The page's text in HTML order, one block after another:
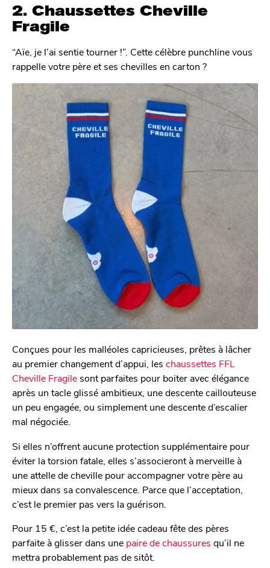
2. Chaussettes Cheville
Fragile
“Aïe, je l’ai sentie tourner !”. Cette célèbre punchline vous
rappelle votre père et ses chevilles en carton ?
Conçues pour les malléoles capricieuses, prêtes à lâcher
au premier changement d’appui, les chaussettes FFL
Cheville Fragilesont parfaites pour boiter avec élégance
après un tacle glissé ambitieux, une descente caillouteuse
un peu engagée, ou simplement une descente d’escalier
mal négociée.
Si elles n’offrent aucune protection supplémentaire pour
éviter la torsion fatale, elles s’associeront à merveille à
une attelle de cheville pour accompagner votre père au
mieux dans sa convalescence. Parce que l’acceptation,
c’est le premier pas vers la guérison.
Pour 15 €, c’est la petite idée cadeau fête des pères
parfaite à glisser dans une paire de chaussures qu’il ne
mettra probablement pas de sitôt.